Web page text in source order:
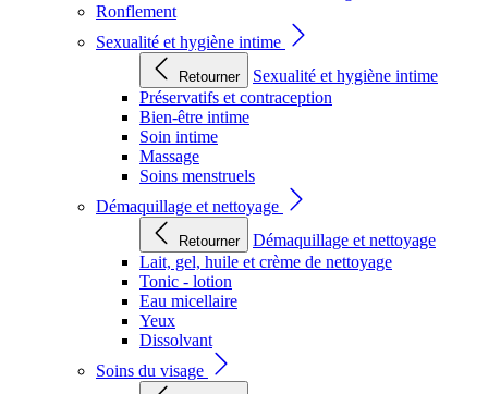
Ronflement
Sexualité et hygiène intime
Retourner
Sexualité et hygiène intime
Préservatifs et contraception
Bien-être intime
Soin intime
Massage
Soins menstruels
Démaquillage et nettoyage
Retourner
Démaquillage et nettoyage
Lait, gel, huile et crème de nettoyage
Tonic - lotion
Eau micellaire
Yeux
Dissolvant
Soins du visage